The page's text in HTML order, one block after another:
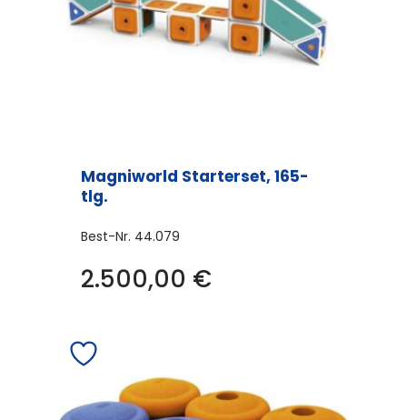
Magniworld Starterset, 165-
tlg.
Best-Nr. 44.079
2.500,00 €